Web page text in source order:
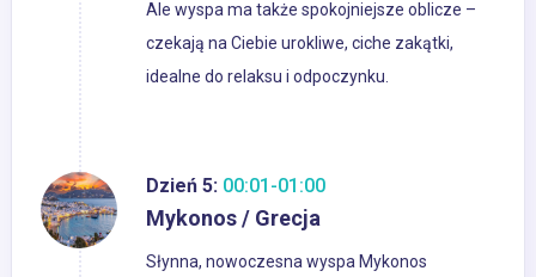
Ale wyspa ma także spokojniejsze oblicze –
czekają na Ciebie urokliwe, ciche zakątki,
idealne do relaksu i odpoczynku.
Dzień 5: 00:01-01:00
Mykonos / Grecja
Słynna, nowoczesna wyspa Mykonos